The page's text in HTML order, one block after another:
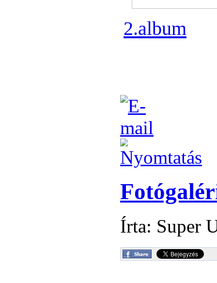
2.album
Írta: Super